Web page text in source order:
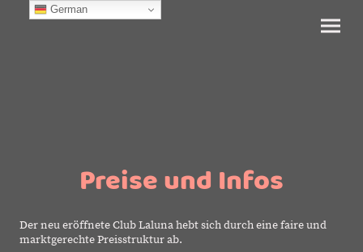
Preise und Infos
Der neu eröffnete Club Laluna hebt sich durch eine faire und
marktgerechte Preisstruktur ab.
German